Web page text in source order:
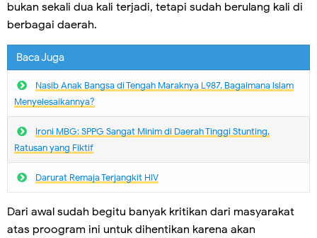
bukan sekali dua kali terjadi, tetapi sudah berulang kali di
berbagai daerah.
Baca Juga
Nasib Anak Bangsa di Tengah Maraknya L987, Bagaimana lslam
Menyelesaikannya?
Ironi MBG: SPPG Sangat Minim di Daerah Tinggi Stunting,
Ratusan yang Fiktif
Darurat Remaja Terjangkit HIV
Dari awal sudah begitu banyak kritikan dari masyarakat
atas proogram ini untuk dihentikan karena akan